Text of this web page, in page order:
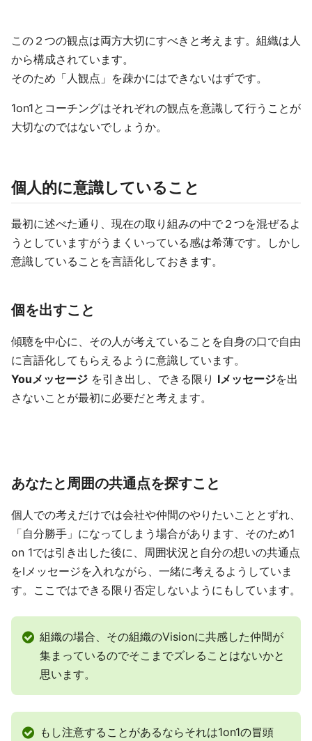
この２つの観点は両方大切にすべきと考えます。組織は人
から構成されています。
そのため「人観点」を疎かにはできないはずです。
1on1とコーチングはそれぞれの観点を意識して行うことが
大切なのではないでしょうか。
個人的に意識していること
最初に述べた通り、現在の取り組みの中で２つを混ぜるよ
うとしていますがうまくいっている感は希薄です。しかし
意識していることを言語化しておきます。
個を出すこと
傾聴を中心に、その人が考えていることを自身の口で自由
に言語化してもらえるように意識しています。
Youメッセージ を引き出し、できる限り Iメッセージを出
さないことが最初に必要だと考えます。
あなたと周囲の共通点を探すこと
個人での考えだけでは会社や仲間のやりたいこととずれ、
「自分勝手」になってしまう場合があります、そのため1
on 1では引き出した後に、周囲状況と自分の想いの共通点
をIメッセージを入れながら、一緒に考えるようしていま
す。ここではできる限り否定しないようにもしています。
組織の場合、その組織のVisionに共感した仲間が
集まっているのでそこまでズレることはないかと
思います。
もし注意することがあるならそれは1on1の冒頭